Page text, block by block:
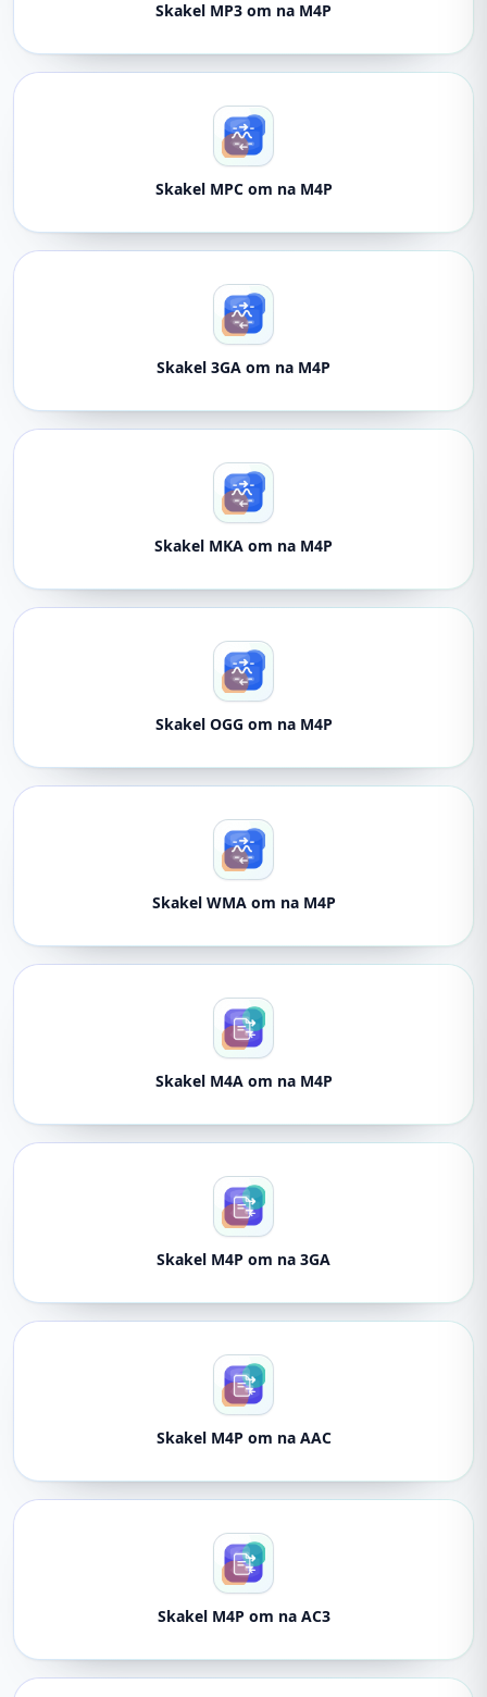
Skakel MP3 om na M4P
Skakel MPC om na M4P
Skakel 3GA om na M4P
Skakel MKA om na M4P
Skakel OGG om na M4P
Skakel WMA om na M4P
Skakel M4A om na M4P
Skakel M4P om na 3GA
Skakel M4P om na AAC
Skakel M4P om na AC3